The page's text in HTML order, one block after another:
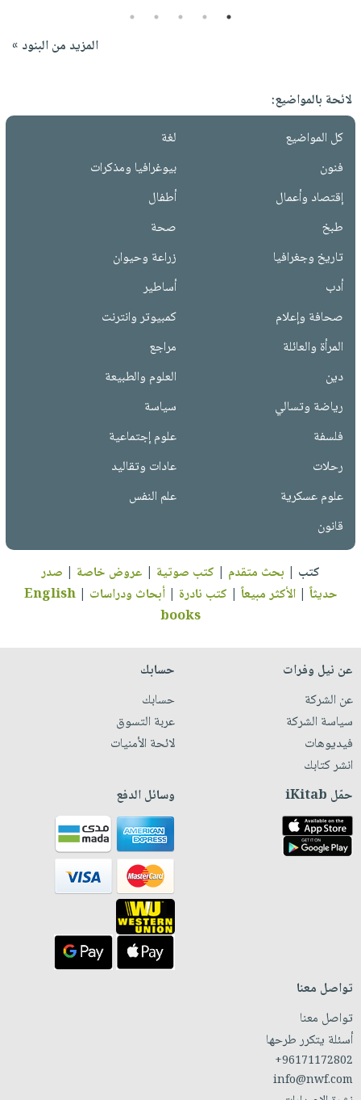
1
2
3
4
5
المزيد من البنود »
لائحة بالمواضيع:
كل المواضيع
لغة
فنون
بيوغرافيا ومذكرات
إقتصاد وأعمال
أطفال
طبخ
صحة
تاريخ وجغرافيا
زراعة وحيوان
أدب
أساطير
صحافة وإعلام
كمبيوتر وانترنت
المرأة والعائلة
مراجع
دين
العلوم والطبيعة
رياضة وتسالي
سياسة
فلسفة
علوم إجتماعية
رحلات
عادات وتقاليد
علوم عسكرية
علم النفس
قانون
كتب | بحث متقدم | كتب صوتية | عروض خاصة | صدر
حديثاً |الأكثر مبيعاً | كتب نادرة |أبحاث ودراسات |
English
books
عن نيل وفرات
عن الشركة
سياسة الشركة
فيديوهات
انشر كتابك
حسابك
حسابك
عربة التسوق
لائحة الأمنيات
حمّل iKitab وسائل الدفع
تواصل معنا
تواصل معنا
أسئلة يتكرر طرحها
+96171172802
info@nwf.com